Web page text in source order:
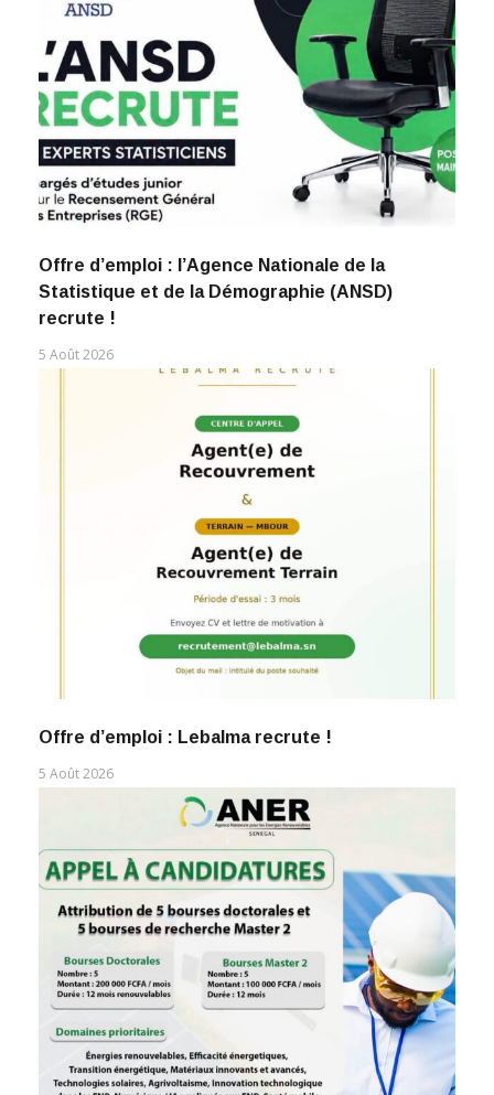
Offre d’emploi : l’Agence Nationale de la
Statistique et de la Démographie (ANSD)
recrute !
5 Août 2026
Offre d’emploi : Lebalma recrute !
5 Août 2026